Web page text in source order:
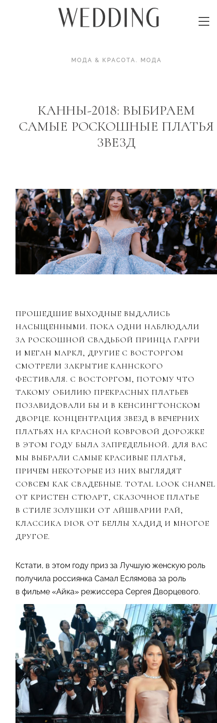
МОДА & КРАСОТА. МОДА
КАННЫ-2018: ВЫБИРАЕМ
САМЫЕ РОСКОШНЫЕ ПЛАТЬЯ
ЗВЕЗД
ПРОШЕДШИЕ ВЫХОДНЫЕ ВЫДАЛИСЬ
НАСЫЩЕННЫМИ. ПОКА ОДНИ НАБЛЮДАЛИ
ЗА РОСКОШНОЙ СВАДЬБОЙ ПРИНЦА ГАРРИ
И МЕГАН МАРКЛ, ДРУГИЕ С ВОСТОРГОМ
СМОТРЕЛИ ЗАКРЫТИЕ КАННСКОГО
ФЕСТИВАЛЯ. С ВОСТОРГОМ, ПОТОМУ ЧТО
ТАКОМУ ОБИЛИЮ ПРЕКРАСНЫХ ПЛАТЬЕВ
ПОЗАВИДОВАЛИ БЫ И В КЕНСИНГТОНСКОМ
ДВОРЦЕ. КОНЦЕНТРАЦИЯ ЗВЕЗД В ВЕЧЕРНИХ
ПЛАТЬЯХ НА КРАСНОЙ КОВРОВОЙ ДОРОЖКЕ
В ЭТОМ ГОДУ БЫЛА ЗАПРЕДЕЛЬНОЙ. ДЛЯ ВАС
МЫ ВЫБРАЛИ САМЫЕ КРАСИВЫЕ ПЛАТЬЯ,
ПРИЧЕМ НЕКОТОРЫЕ ИЗ НИХ ВЫГЛЯДЯТ
СОВСЕМ КАК СВАДЕБНЫЕ. TOTAL LOOK CHANEL
ОТ КРИСТЕН СТЮАРТ, СКАЗОЧНОЕ ПЛАТЬЕ
В СТИЛЕ ЗОЛУШКИ ОТ АЙШВАРИИ РАЙ,
КЛАССИКА DIOR ОТ БЕЛЛЫ ХАДИД И МНОГОЕ
ДРУГОЕ.
Кстати, в этом году приз за Лучшую женскую роль
получила россиянка Самал Еслямова за роль
в фильме «Айка» режиссера Сергея Дворцевого.